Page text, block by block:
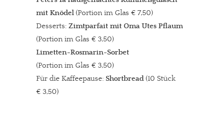
mit Knödel(Portion im Glas € 7,50)
Desserts: Zimtparfait mit Oma Utes Pflaumenmus
(Portion im Glas € 3,50)
Limetten-Rosmarin-Sorbet
(Portion im Glas € 3,50)
Für die Kaffeepause: Shortbread (10 Stück
€ 3,50)